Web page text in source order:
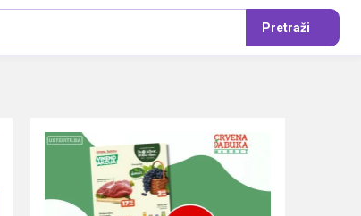
Pretraži